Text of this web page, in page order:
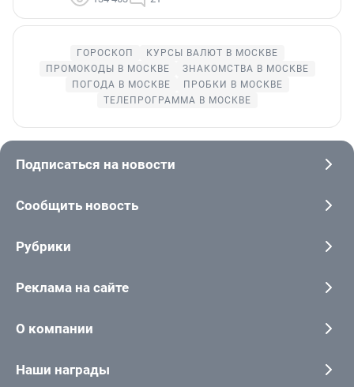
ГОРОСКОП
КУРСЫ ВАЛЮТ В МОСКВЕ
ПРОМОКОДЫ В МОСКВЕ
ЗНАКОМСТВА В МОСКВЕ
ПОГОДА В МОСКВЕ
ПРОБКИ В МОСКВЕ
ТЕЛЕПРОГРАММА В МОСКВЕ
Подписаться на новости
Сообщить новость
Рубрики
Реклама на сайте
О компании
Наши награды